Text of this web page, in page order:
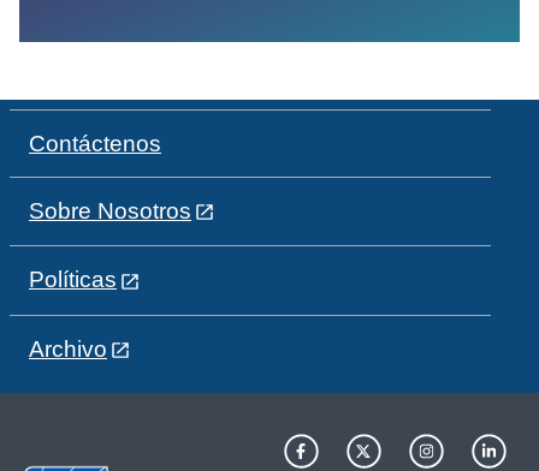
Contáctenos
Sobre Nosotros
Políticas
Archivo